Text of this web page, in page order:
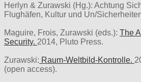
Herlyn & Zurawski (Hg.): Achtung
Flughäfen, Kultur und Un/
Maguire, Frois, Zurawski (eds.): The
Security. 2014, Pluto Press.
Zurawski: Raum-Weltbild-Kontrolle.
(open access).